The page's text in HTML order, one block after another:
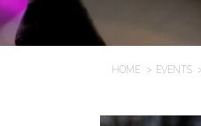
HOME EVENTS